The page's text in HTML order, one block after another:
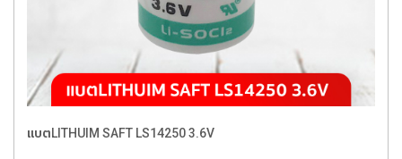
แบตLITHUIM SAFT LS14250 3.6V